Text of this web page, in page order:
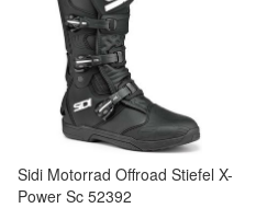
Sidi Motorrad Offroad Stiefel X-
Power Sc 52392